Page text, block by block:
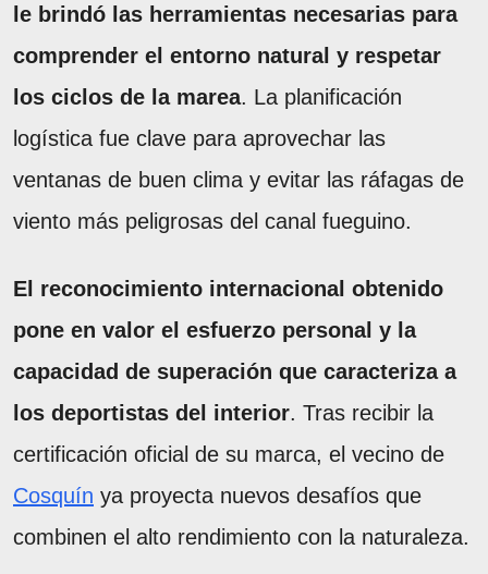
le brindó las herramientas necesarias para
comprender el entorno natural y respetar
los ciclos de la marea. La planificación
logística fue clave para aprovechar las
ventanas de buen clima y evitar las ráfagas de
viento más peligrosas del canal fueguino.
El reconocimiento internacional obtenido
pone en valor el esfuerzo personal y la
capacidad de superación que caracteriza a
los deportistas del interior. Tras recibir la
certificación oficial de su marca, el vecino de
Cosquín ya proyecta nuevos desafíos que
combinen el alto rendimiento con la naturaleza.